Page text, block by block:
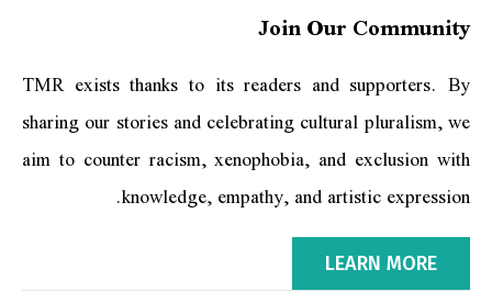
Join Our Community
TMR exists thanks to its readers and supporters. By
sharing our stories and celebrating cultural pluralism, we
aim to counter racism, xenophobia, and exclusion with
knowledge, empathy, and artistic expression.
LEARN MORE